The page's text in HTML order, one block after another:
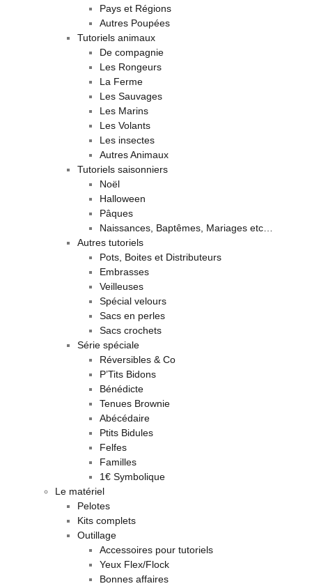
Pays et Régions
Autres Poupées
Tutoriels animaux
De compagnie
Les Rongeurs
La Ferme
Les Sauvages
Les Marins
Les Volants
Les insectes
Autres Animaux
Tutoriels saisonniers
Noël
Halloween
Pâques
Naissances, Baptêmes, Mariages etc…
Autres tutoriels
Pots, Boites et Distributeurs
Embrasses
Veilleuses
Spécial velours
Sacs en perles
Sacs crochets
Série spéciale
Réversibles & Co
P’Tits Bidons
Bénédicte
Tenues Brownie
Abécédaire
Ptits Bidules
Felfes
Familles
1€ Symbolique
Le matériel
Pelotes
Kits complets
Outillage
Accessoires pour tutoriels
Yeux Flex/Flock
Bonnes affaires